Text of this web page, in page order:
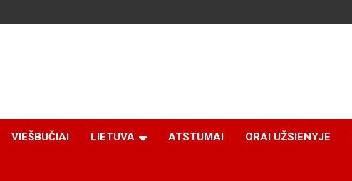
VIEŠBUČIAI LIETUVA ATSTUMAI ORAI UŽSIENYJE